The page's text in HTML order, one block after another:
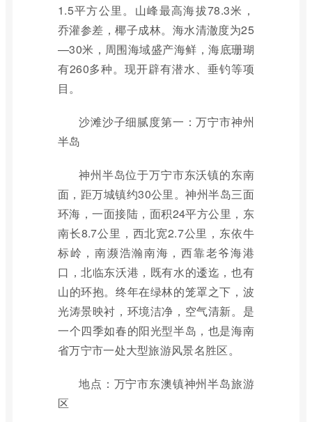
1.5平方公里。山峰最高海拔78.3米，
乔灌参差，椰子成林。海水清澈度为25
—30米，周围海域盛产海鲜，海底珊瑚
有260多种。现开辟有潜水、垂钓等项
目。
沙滩沙子细腻度第一：万宁市神州
半岛
神州半岛位于万宁市东沃镇的东南
面，距万城镇约30公里。神州半岛三面
环海，一面接陆，面积24平方公里，东
南长8.7公里，西北宽2.7公里，东依牛
标岭，南濒浩瀚南海，西靠老爷海港
口，北临东沃港，既有水的逶迄，也有
山的环抱。终年在绿林的笼罩之下，波
光涛景映衬，环境洁净，空气清新。是
一个四季如春的阳光型半岛，也是海南
省万宁市一处大型旅游风景名胜区。
地点：万宁市东澳镇神州半岛旅游
区